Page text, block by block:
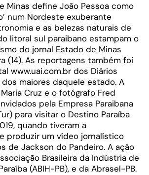
Minas define João Pessoa como
num Nordeste exuberante
e as belezas naturais de
litoral sul paraibano estampam o
do jornal Estado de Minas
(14). As reportagens também foi
www.uai.com.br dos Diários
maiores daquele estado. A
Cruz e o fotógrafo Fred
pela Empresa Paraibana
para visitar o Destino Paraíba
quando tiveram a
produzir um vídeo jornalístico
de Jackson do Pandeiro. A ação
Brasileira da Indústria de
(ABIH-PB), e da Abrasel-PB.